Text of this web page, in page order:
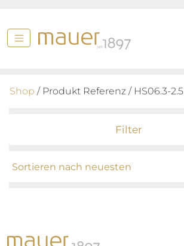
Shop / Produkt Referenz / HS06.3-2.5
Filter